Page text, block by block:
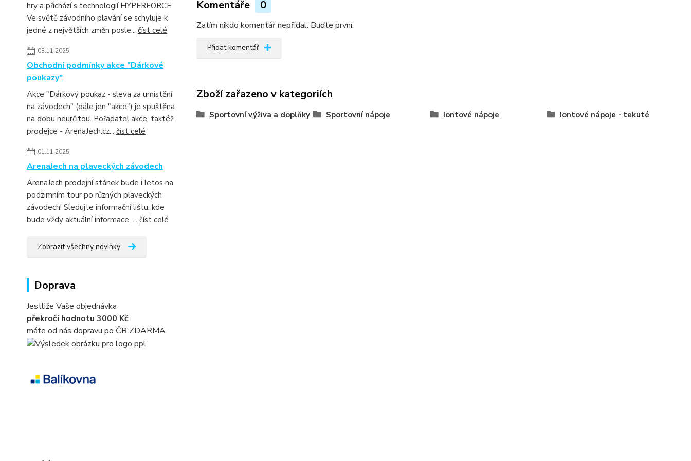
hry a přichází s technologií HYPERFORCE
Ve světě závodního plavání se schyluje k
jedné z největších změn posle... číst celé
03.11.2025
Obchodní podmínky akce "Dárkové
poukazy"
Akce "Dárkový poukaz - sleva za umístění
na závodech" (dále jen "akce") je spuštěna
na dobu neurčitou. Pořadatel akce, taktéž
prodejce - ArenaJech.cz... číst celé
01.11.2025
ArenaJech na plaveckých závodech
ArenaJech prodejní stánek bude i letos na
podzimním tour po různých plaveckých
závodech! Sledujte informační lištu, kde
bude vždy aktuální informace, ... číst celé
Zobrazit všechny novinky
Doprava
Jestliže Vaše objednávka
překročí hodnotu 3000 Kč
máte od nás dopravu po ČR ZDARMA
Komentáře 0
Zatím nikdo komentář nepřidal. Buďte první.
Přidat komentář
Zboží zařazeno v kategoriích
Sportovní výživa a doplňky Sportovní nápoje Iontové nápoje Iontové nápoje - tekuté